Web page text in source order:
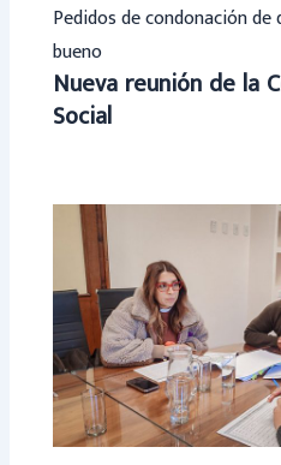
Pedidos de condonación
bueno
Nueva reunión de la
Social